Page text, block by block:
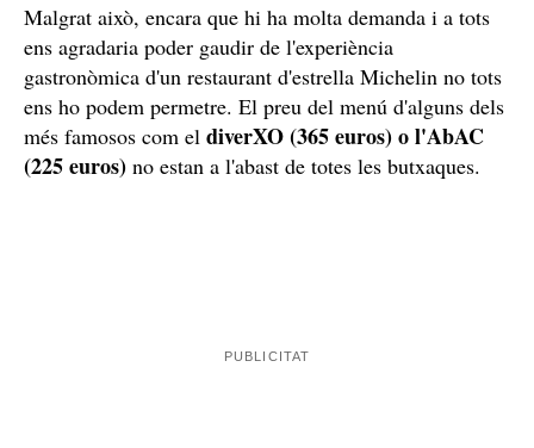
Malgrat això, encara que hi ha molta demanda i a tots
ens agradaria poder gaudir de l'experiència
gastronòmica d'un restaurant d'estrella Michelin no tots
ens ho podem permetre. El preu del menú d'alguns dels
més famosos com el diverXO (365 euros) o l'AbAC
(225 euros) no estan a l'abast de totes les butxaques.